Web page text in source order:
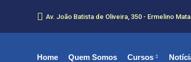
Av. João Batista de Oliveira, 350 - Ermelino
Home Quem Somos Cursos